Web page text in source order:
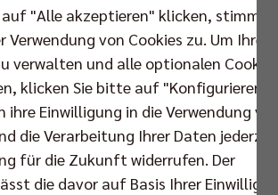
Anfang Oktober, als die BR
ersten Punktverlust der Saison
Das ist auch Headcoach Joel
Gedächtnis, bevor die Baden
Team im Jahr 2025 in Berlin
hat im Hinspiel richtig gut
dort unten im Süden sehr schwer
immer alles unter Nutzung ihres
auf "Alle akzeptieren" klicken, stimmen
Verwendung von Cookies zu. Um Ihre
verwalten und alle optionalen Cookies
klicken Sie bitte auf "Konfigurieren".
ihre Einwilligung in die Verwendung
die Verarbeitung Ihrer Daten
für die Zukunft widerrufen. Der
die davor auf Basis Ihrer